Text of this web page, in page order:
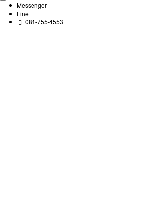
Messenger
Line
081-755-4553